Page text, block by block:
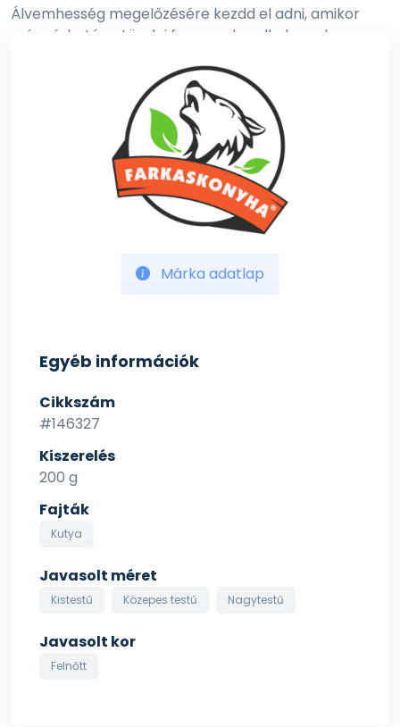
Álvemhesség megelőzésére kezdd el adni, amikor
már várhatóan tüzelni fog a szuka, alkalmazd a
A megadott napi mennyiség csak általános ajánlás, a
napi ajánlott bevitel egyedenként eltérő lehet, függ
kedvenced étrendjétől, aktivitásától, életkorától.
Márka adatlap
Egyéb információk
Cikkszám
#146327
Kiszerelés
200 g
Fajták
Kutya
Javasolt méret
Kistestű Közepes testű Nagytestű
Javasolt kor
Felnőtt